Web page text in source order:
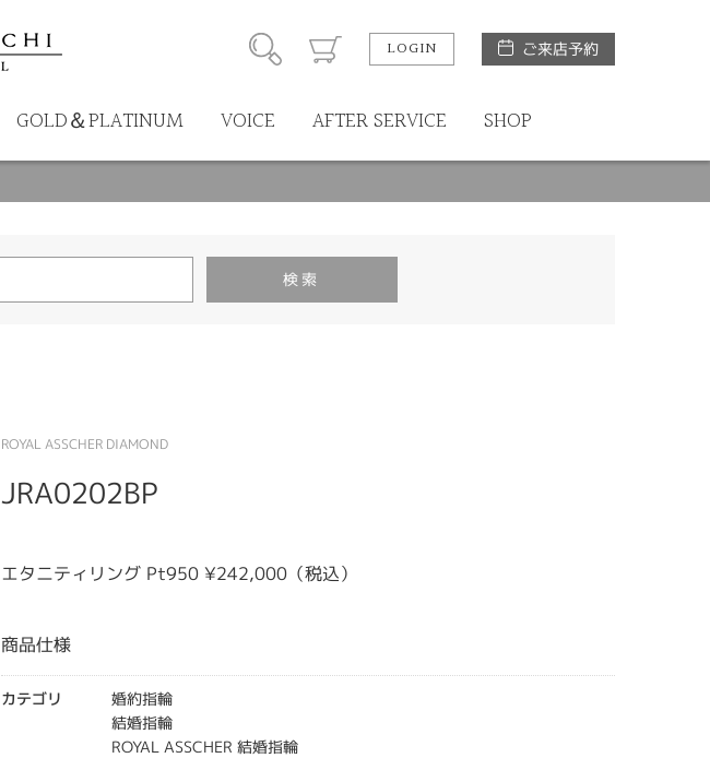
LOGIN ご来店予約
GOLD＆PLATINUM VOICE AFTER SERVICE SHOP
ROYAL ASSCHER DIAMOND
JRA0202BP
エタニティリング Pt950 ¥242,000（税込）
商品仕様
カテゴリ
婚約指輪
結婚指輪
ROYAL ASSCHER 結婚指輪